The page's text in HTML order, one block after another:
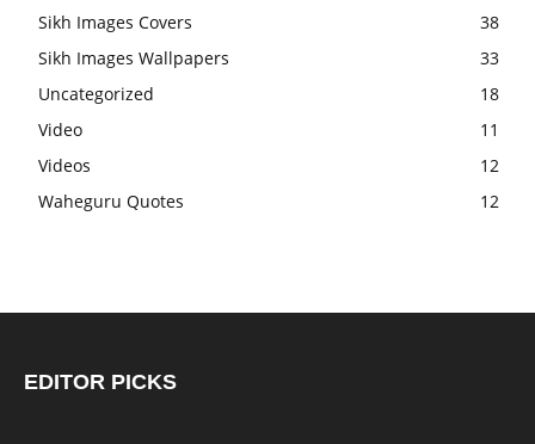
Sikh Images Covers
38
Sikh Images Wallpapers
33
Uncategorized
18
Video
11
Videos
12
Waheguru Quotes
12
EDITOR PICKS